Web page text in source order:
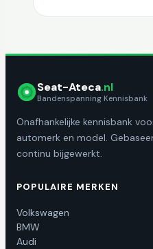
Seat-Ateca.nl
Bandenspanning Kennisbank
Onafhankelijke kennisbank
automerk en model.
continu bijgewerkt.
POPULAIRE MERKEN
Volkswagen
BMW
Audi